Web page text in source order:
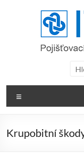
a.s.
Krupobitní